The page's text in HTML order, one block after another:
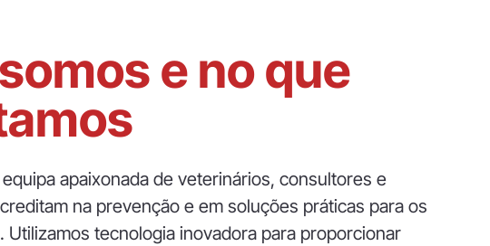
e no que
apaixonada de veterinários, consultores e
na prevenção e em soluções práticas para os
Utilizamos tecnologia inovadora para proporcionar